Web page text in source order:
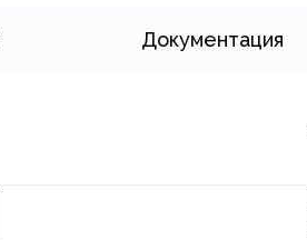
Документация